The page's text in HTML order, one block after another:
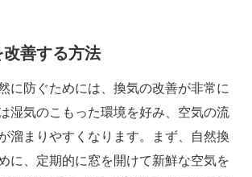
善する方法
に防ぐためには、換気の改善が非常に
湿気のこもった環境を好み、空気の流
溜まりやすくなります。まず、自然換
に、定期的に窓を開けて新鮮な空気を